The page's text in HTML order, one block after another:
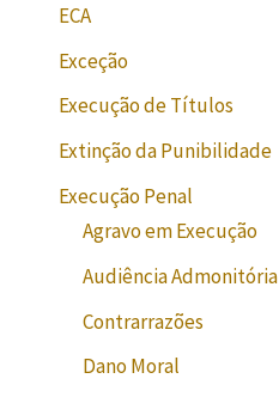
ECA
Exceção
Execução de Títulos
Extinção da Punibilidade
Execução Penal
Agravo em Execução
Audiência Admonitória
Contrarrazões
Dano Moral